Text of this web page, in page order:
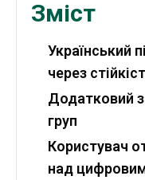
Зміст
Український
через
Додатковий
груп
Користувач
над